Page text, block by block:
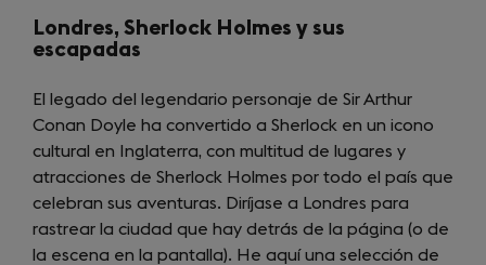
Londres, Sherlock Holmes y sus
escapadas
El legado del legendario personaje de Sir Arthur
Conan Doyle ha convertido a Sherlock en un icono
cultural en Inglaterra, con multitud de lugares y
atracciones de Sherlock Holmes por todo el país que
celebran sus aventuras. Diríjase a Londres para
rastrear la ciudad que hay detrás de la página (o de
la escena en la pantalla). He aquí una selección de